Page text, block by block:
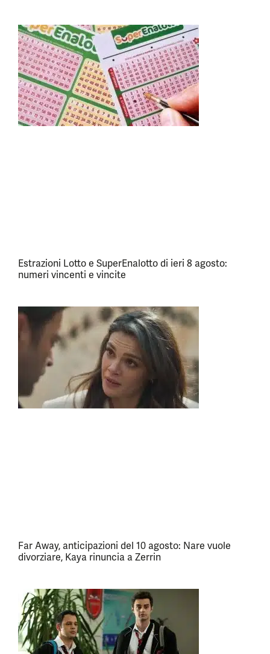
Estrazioni Lotto e SuperEnalotto di ieri 8 agosto:
numeri vincenti e vincite
Far Away, anticipazioni del 10 agosto: Nare vuole
divorziare, Kaya rinuncia a Zerrin